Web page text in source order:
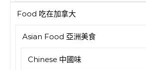
Food 吃在加拿大
Asian Food 亞洲美食
Chinese 中國味